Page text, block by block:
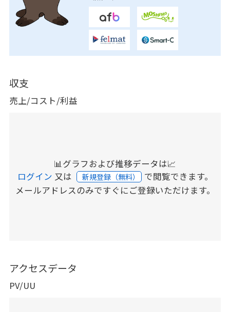
収支
売上/コスト/利益
📊グラフおよび推移データは📈
ログイン 又は 新規登録（無料） で閲覧できます。
メールアドレスのみですぐにご登録いただけます。
アクセスデータ
PV/UU